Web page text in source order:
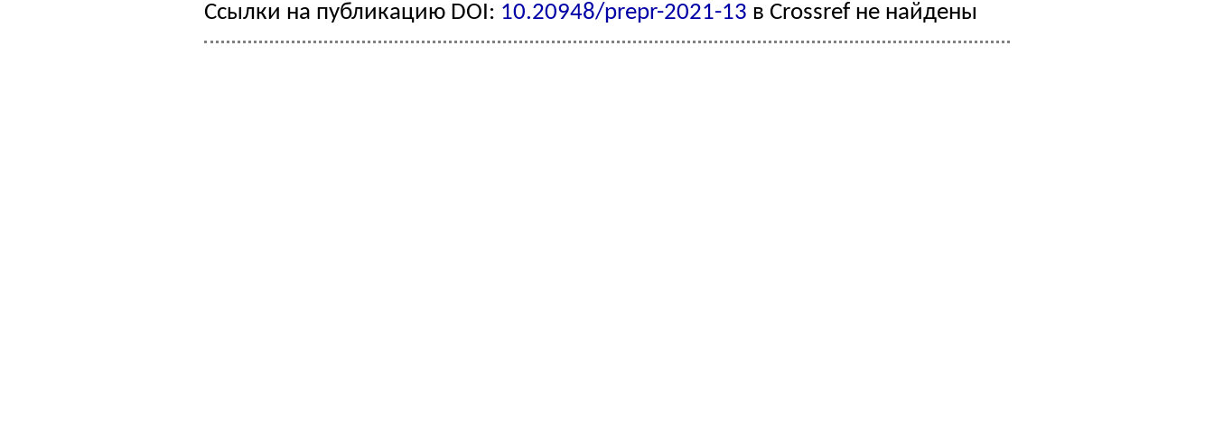
Ссылки на публикацию DOI: 10.20948/prepr-2021-13 в Crossref не найдены